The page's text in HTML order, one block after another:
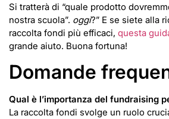
Si tratterà di “quale prodotto
nostra scuola”. oggi?” E se siete alla
raccolta fondi più efficaci, questa
grande aiuto. Buona fortuna!
Domande
Qual è l’importanza del fundraising
La raccolta fondi svolge un ruolo